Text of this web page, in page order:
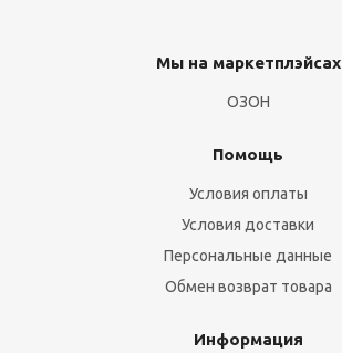
Мы на маркетплэйсах
ОЗОН
Помощь
Условия оплаты
Условия доставки
Персональные данные
Обмен возврат товара
Информация